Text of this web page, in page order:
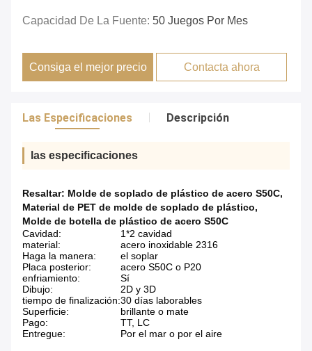
Capacidad De La Fuente: 50 Juegos Por Mes
Consiga el mejor precio Contacta ahora
Las Especificaciones Descripción
las especificaciones
Resaltar: Molde de soplado de plástico de acero S50C,
Material de PET de molde de soplado de plástico,
Molde de botella de plástico de acero S50C
Cavidad:
1*2 cavidad
material:
acero inoxidable 2316
Haga la manera:
el soplar
Placa posterior:
acero S50C o P20
enfriamiento:
Sí
Dibujo:
2D y 3D
tiempo de finalización:30 días laborables
Superficie:
brillante o mate
Pago:
TT, LC
Entregue:
Por el mar o por el aire